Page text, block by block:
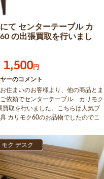
て センターテーブル カ
の出張買取を行いまし
1,500円
ーのコメント
住まいのお客様より、他の商品とま
ご依頼でセンターテーブル カリモク
買取を行いました。こちらは人気ブ
カリモク60のお品物でしたのでこ
買取を強化していますのでお気軽に
せください。
モク デスク